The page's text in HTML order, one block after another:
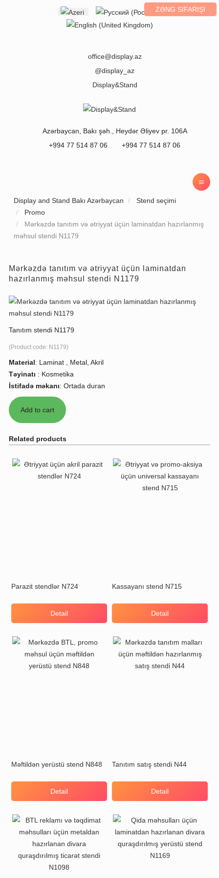
Select your language ZƏNG SIFARIŞI
office@display.az
@display_az
Display&Stand
Azərbaycan Bakı şəh., Heydər Əliyev pr. 106A
+994 77 514 87 06
+994 77 514 87 06
Display and Stand Bakı Azərbaycan
Stend seçimi
Promo
Mərkəzdə tanıtım və ətriyyat üçün laminatdan hazırlanmış
məhsul stendi N1179
Mərkəzdə tanıtım və ətriyyat üçün laminatdan
hazırlanmış məhsul stendi N1179
Tanıtım stendi N1179
(Product code: N1179)
Material: Laminat , Metal, Akril
Təyinatı : Kosmetika
İstifadə məkanı: Ortada duran
Related products
Parazit stendlər N724
Detail
Kassayanı stend N715
Detail
Məftildən yerüstü stend N848
Detail
Tanıtım satış stendi N44
Detail